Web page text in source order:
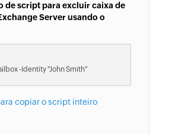
de script para excluir caixa de
Server usando o
-Identity "John Smith"
copiar o script inteiro